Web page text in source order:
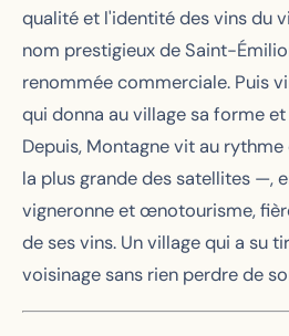
qualité et l'identité des vins du
nom prestigieux de Saint-
renommée commerciale. Puis
qui donna au village sa forme
Depuis, Montagne vit au
la plus grande des satellites —,
vigneronne et œnotourisme,
de ses vins. Un village qui a su
voisinage sans rien perdre de